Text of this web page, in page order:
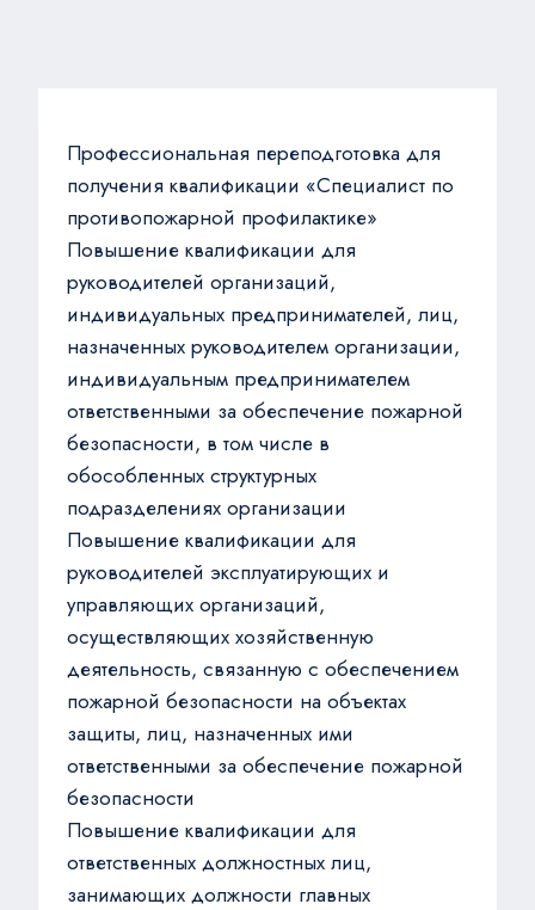
Профессиональная переподготовка для
получения квалификации «Специалист по
противопожарной профилактике»
Повышение квалификации для
руководителей организаций,
индивидуальных предпринимателей, лиц,
назначенных руководителем организации,
индивидуальным предпринимателем
ответственными за обеспечение пожарной
безопасности, в том числе в
обособленных структурных
подразделениях организации
Повышение квалификации для
руководителей эксплуатирующих и
управляющих организаций,
осуществляющих хозяйственную
деятельность, связанную с обеспечением
пожарной безопасности на объектах
защиты, лиц, назначенных ими
ответственными за обеспечение пожарной
безопасности
Повышение квалификации для
ответственных должностных лиц,
занимающих должности главных